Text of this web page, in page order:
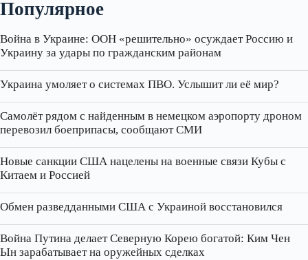
Популярное
Война в Украине: ООН «решительно» осуждает Россию и
Украину за удары по гражданским районам
Украина умоляет о системах ПВО. Услышит ли её мир?
Самолёт рядом с найденным в немецком аэропорту дроном
перевозил боеприпасы, сообщают СМИ
Новые санкции США нацелены на военные связи Кубы с
Китаем и Россией
Обмен разведданными США с Украиной восстановился
Война Путина делает Северную Корею богатой: Ким Чен
Ын зарабатывает на оружейных сделках